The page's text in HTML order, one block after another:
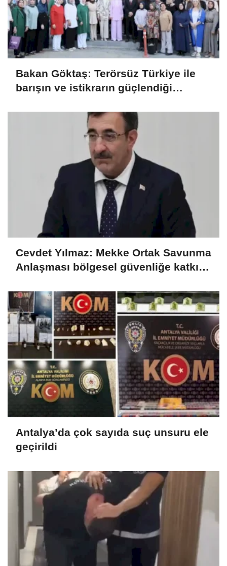
Bakan Göktaş: Terörsüz Türkiye ile
barışın ve istikrarın güçlendiği
Cevdet Yılmaz: Mekke Ortak Savunma
Anlaşması bölgesel güvenliğe katkı
Antalya’da çok sayıda suç unsuru ele
geçirildi